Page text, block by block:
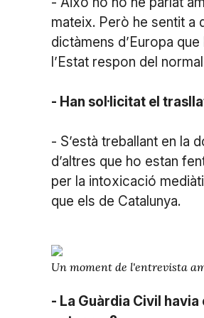
mateix. Però he sentit a
dictàmens d’Europa
l’Estat respon del
- Han sol·licitat el
- S’està treballant en la
d’altres que ho estan
per la intoxicació
que els de Catalunya.
Un moment de l'entrevista
- La Guàrdia Civil